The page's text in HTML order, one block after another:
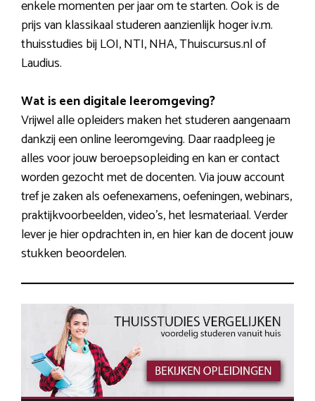
enkele momenten per jaar om te starten. Ook is de
prijs van klassikaal studeren aanzienlijk hoger iv.m.
thuisstudies bij LOI, NTI, NHA, Thuiscursus.nl of
Laudius.
Wat is een digitale leeromgeving?
Vrijwel alle opleiders maken het studeren aangenaam
dankzij een online leeromgeving. Daar raadpleeg je
alles voor jouw beroepsopleiding en kan er contact
worden gezocht met de docenten. Via jouw account
tref je zaken als oefenexamens, oefeningen, webinars,
praktijkvoorbeelden, video’s, het lesmateriaal. Verder
lever je hier opdrachten in, en hier kan de docent jouw
stukken beoordelen.